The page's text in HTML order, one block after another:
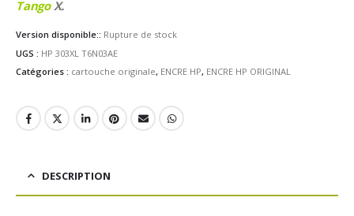
TangoX.
Version disponible:: Rupture de stock
UGS : HP 303XL T6N03AE
Catégories : cartouche originale, ENCRE HP, ENCRE HP ORIGINAL
DESCRIPTION